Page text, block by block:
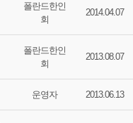
폴란드한인
회
2014.04.07
폴란드한인
회
2013.08.07
운영자 2013.06.13